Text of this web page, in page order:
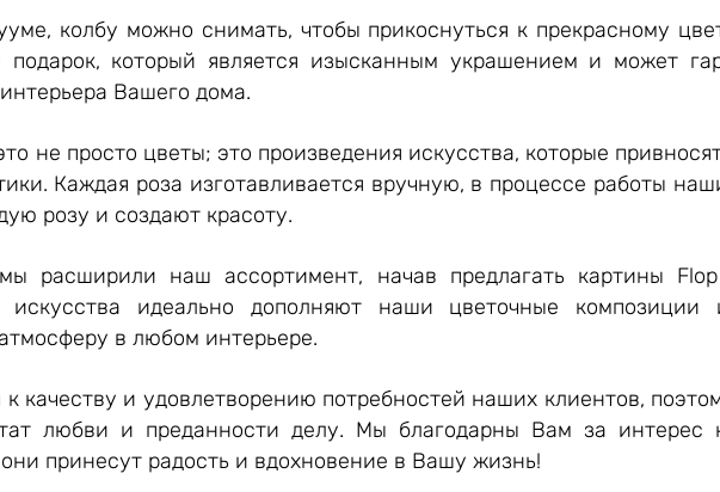
колбу можно снимать, чтобы прикоснуться к прекрасному
подарок, который является изысканным украшением и может
Вашего дома.
не просто цветы; это произведения искусства, которые
Каждая роза изготавливается вручную, в процессе работы
розу и создают красоту.
расширили наш ассортимент, начав предлагать картины
искусства идеально дополняют наши цветочные композиции
в любом интерьере.
качеству и удовлетворению потребностей наших клиентов,
любви и преданности делу. Мы благодарны Вам за интерес
принесут радость и вдохновение в Вашу жизнь!